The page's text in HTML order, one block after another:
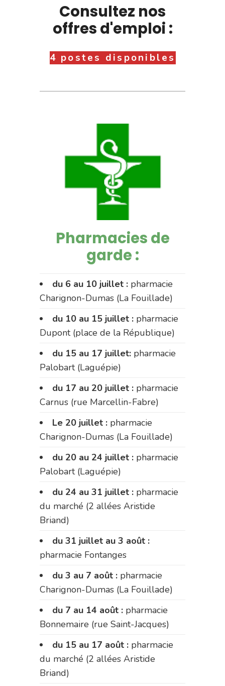
Consultez nos
offres d'emploi :
4 postes disponibles
Pharmacies de
garde :
du 6 au 10 juillet : pharmacie
Charignon-Dumas (La Fouillade)
du 10 au 15 juillet : pharmacie
Dupont (place de la République)
du 15 au 17 juillet: pharmacie
Palobart (Laguépie)
du 17 au 20 juillet : pharmacie
Carnus (rue Marcellin-Fabre)
Le 20 juillet : pharmacie
Charignon-Dumas (La Fouillade)
du 20 au 24 juillet : pharmacie
Palobart (Laguépie)
du 24 au 31 juillet : pharmacie
du marché (2 allées Aristide
Briand)
du 31 juillet au 3 août :
pharmacie Fontanges
du 3 au 7 août : pharmacie
Charignon-Dumas (La Fouillade)
du 7 au 14 août : pharmacie
Bonnemaire (rue Saint-Jacques)
du 15 au 17 août : pharmacie
du marché (2 allées Aristide
Briand)